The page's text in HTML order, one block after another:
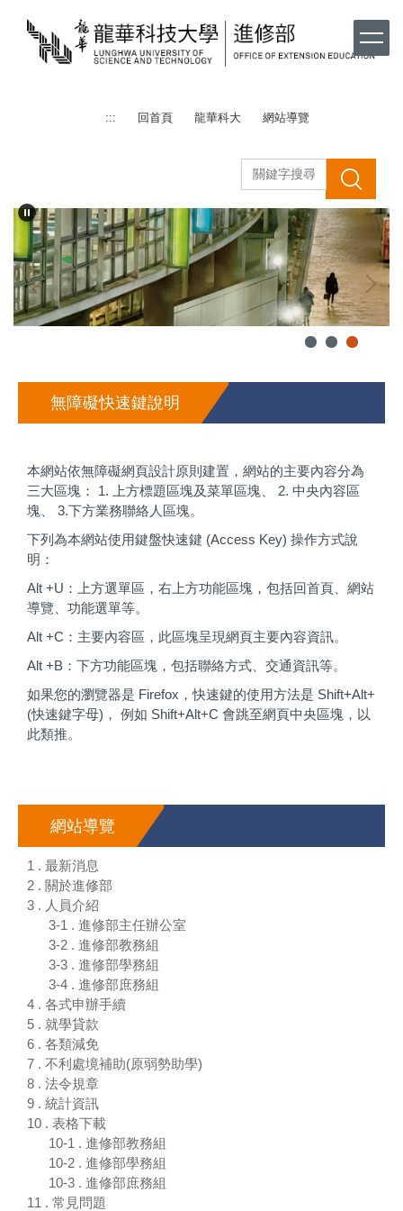
::: 回首頁 龍華科大 網站導覽
搜 尋
無障礙快速鍵說明
本網站依無障礙網頁設計原則建置，網站的主要內容分為
三大區塊： 1. 上方標題區塊及菜單區塊、 2. 中央內容區
塊、 3.下方業務聯絡人區塊。
下列為本網站使用鍵盤快速鍵 (Access Key) 操作方式說
明：
Alt +U：上方選單區，右上方功能區塊，包括回首頁、網站
導覽、功能選單等。
Alt +C：主要內容區，此區塊呈現網頁主要內容資訊。
Alt +B：下方功能區塊，包括聯絡方式、交通資訊等。
如果您的瀏覽器是 Firefox，快速鍵的使用方法是 Shift+Alt+
(快速鍵字母)， 例如 Shift+Alt+C 會跳至網頁中央區塊，以
此類推。
網站導覽
1 . 最新消息
2 . 關於進修部
3 . 人員介紹
3-1 . 進修部主任辦公室
3-2 . 進修部教務組
3-3 . 進修部學務組
3-4 . 進修部庶務組
4 . 各式申辦手續
5 . 就學貸款
6 . 各類減免
7 . 不利處境補助(原弱勢助學)
8 . 法令規章
9 . 統計資訊
10 . 表格下載
10-1 . 進修部教務組
10-2 . 進修部學務組
10-3 . 進修部庶務組
11 . 常見問題